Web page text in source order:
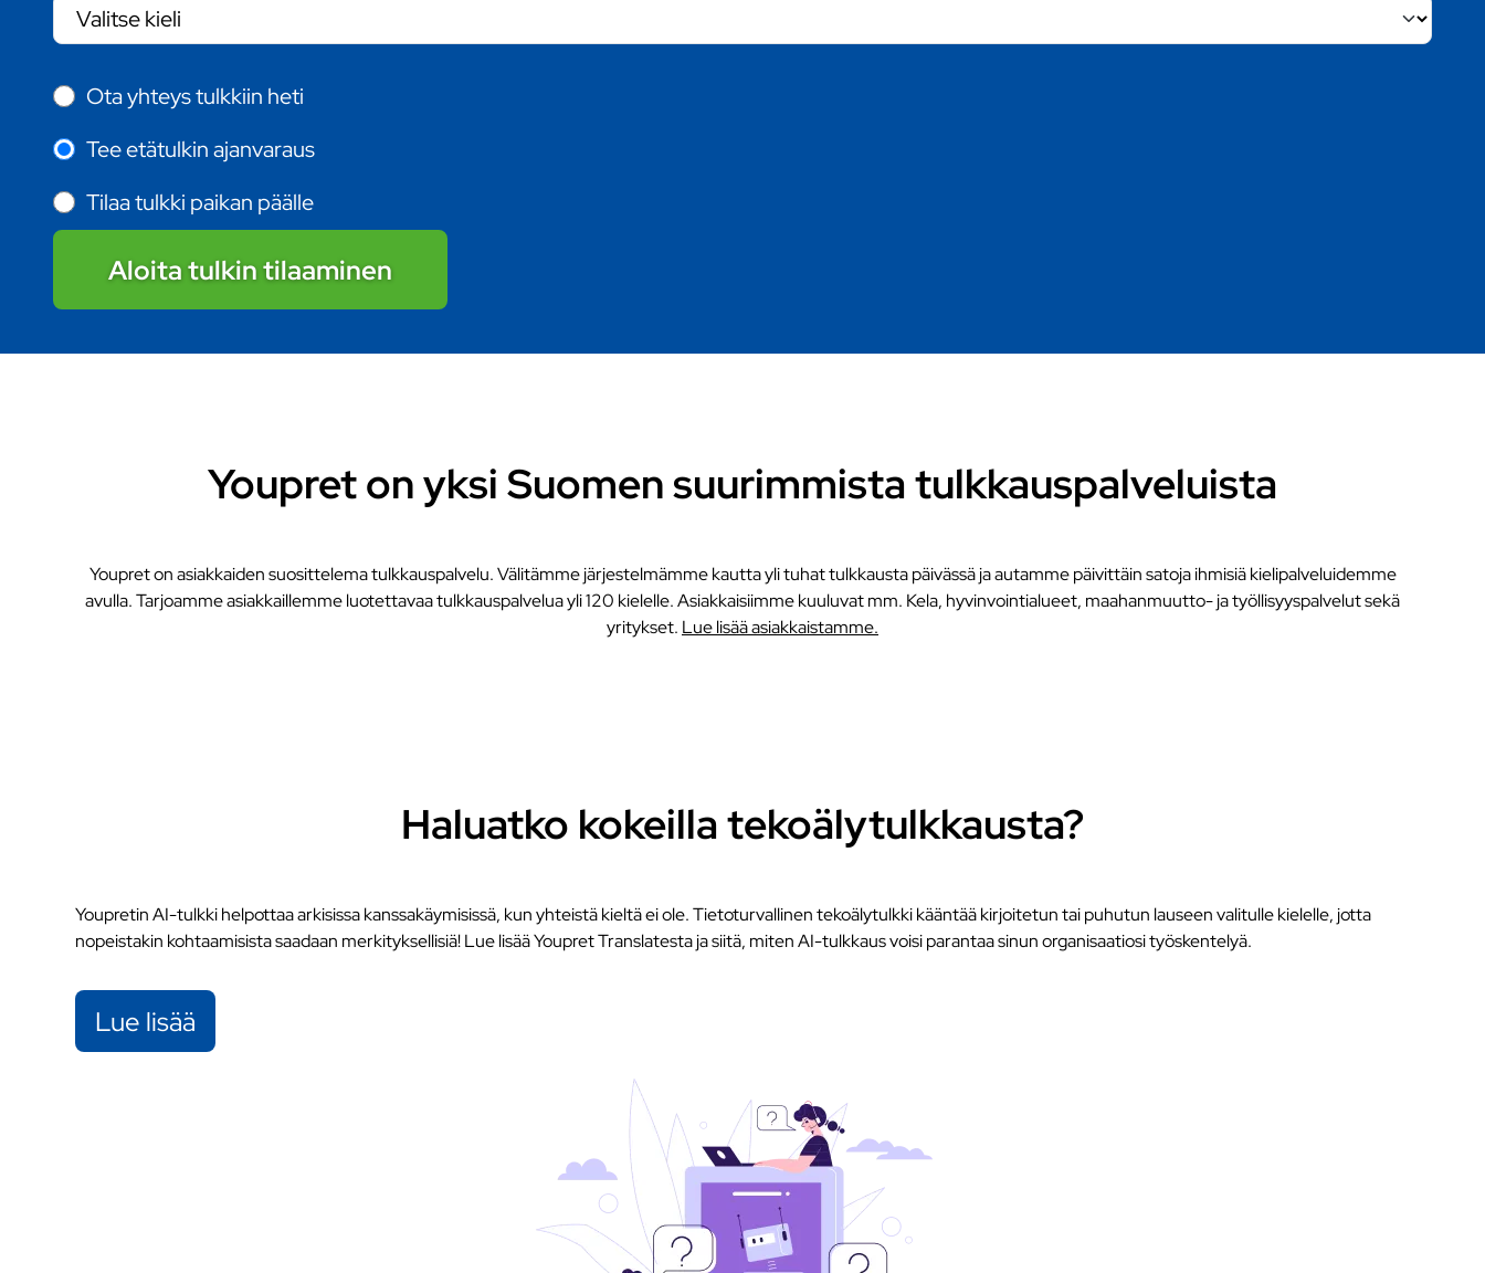
Ota yhteys tulkkiin heti
Tee etätulkin ajanvaraus
Tilaa tulkki paikan päälle
Aloita tulkin tilaaminen
Youpret on yksi Suomen suurimmista tulkkauspalveluista
Youpret on asiakkaiden suosittelema tulkkauspalvelu. Välitämme järjestelmämme kautta yli tuhat tulkkausta päivässä ja autamme päivittäin satoja ihmisiä kielipalveluidemme
avulla. Tarjoamme asiakkaillemme luotettavaa tulkkauspalvelua yli 120 kielelle. Asiakkaisiimme kuuluvat mm. Kela, hyvinvointialueet, maahanmuutto- ja työllisyyspalvelut sekä
yritykset. Lue lisää asiakkaistamme.
Haluatko kokeilla tekoälytulkkausta?
Youpretin AI-tulkki helpottaa arkisissa kanssakäymisissä, kun yhteistä kieltä ei ole. Tietoturvallinen tekoälytulkki kääntää kirjoitetun tai puhutun lauseen valitulle kielelle, jotta
nopeistakin kohtaamisista saadaan merkityksellisiä! Lue lisää Youpret Translatesta ja siitä, miten AI-tulkkaus voisi parantaa sinun organisaatiosi työskentelyä.
Lue lisää